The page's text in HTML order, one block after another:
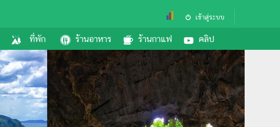
เข้าสู่ระบบ
ที่พัก ร้านอาหาร ร้านกาแฟ คลิป